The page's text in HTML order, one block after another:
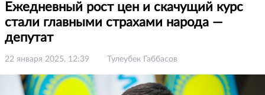
Ежедневный рост цен и скачущий курс
стали главными страхами народа —
депутат
22 января 2025, 12:39 Тулеубек Габбасов